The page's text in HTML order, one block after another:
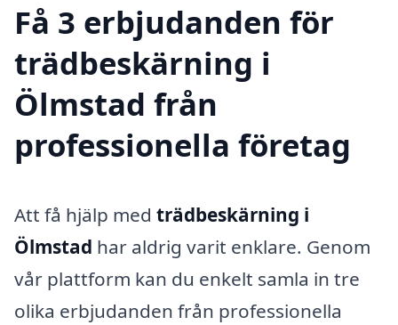
Få 3 erbjudanden för
trädbeskärning i
Ölmstad från
professionella företag
Att få hjälp med trädbeskärning i
Ölmstad har aldrig varit enklare. Genom
vår plattform kan du enkelt samla in tre
olika erbjudanden från professionella